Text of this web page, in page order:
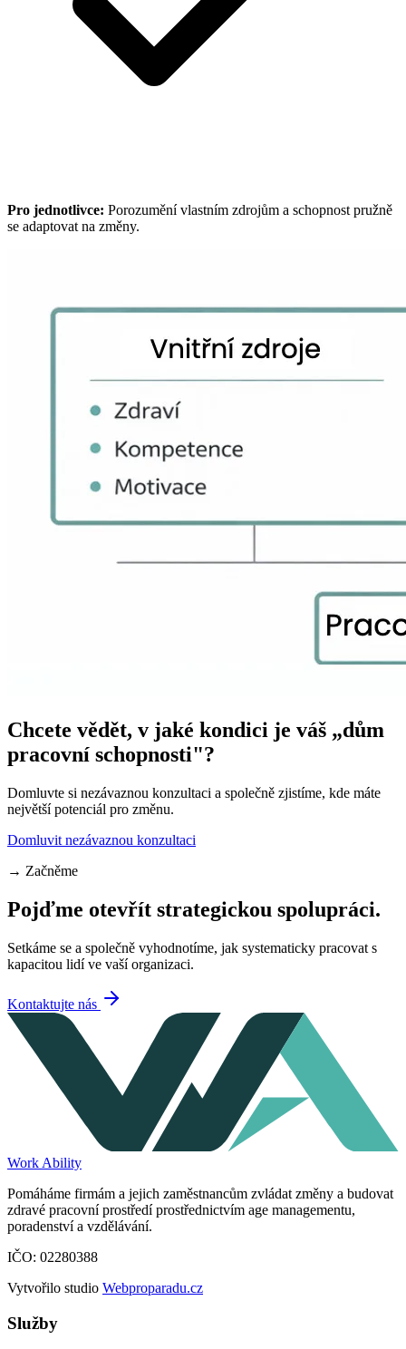
Pro jednotlivce: Porozumění vlastním zdrojům a schopnost pružně
se adaptovat na změny.
Chcete vědět, v jaké kondici je váš „dům
pracovní schopnosti"?
Domluvte si nezávaznou konzultaci a společně zjistíme, kde máte
největší potenciál pro změnu.
Domluvit nezávaznou konzultaci
→ Začněme
Pojďme otevřít strategickou spolupráci.
Setkáme se a společně vyhodnotíme, jak systematicky pracovat s
kapacitou lidí ve vaší organizaci.
Kontaktujte nás
Work Ability
Pomáháme firmám a jejich zaměstnancům zvládat změny a budovat
zdravé pracovní prostředí prostřednictvím age managementu,
poradenství a vzdělávání.
IČO: 02280388
Vytvořilo studio Webproparadu.cz
Služby